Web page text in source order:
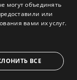
ноутбук
устройств.
могут объединять
или
вами их услуг.
ВСЕ